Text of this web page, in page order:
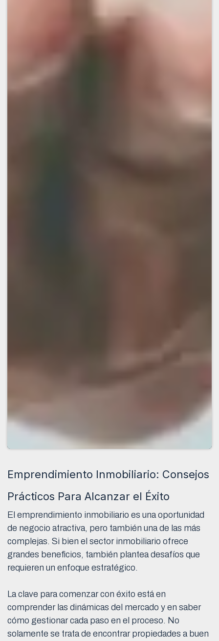
Emprendimiento Inmobiliario: Consejos
Prácticos Para Alcanzar el Éxito
El emprendimiento inmobiliario es una oportunidad
de negocio atractiva, pero también una de las más
complejas. Si bien el sector inmobiliario ofrece
grandes beneficios, también plantea desafíos que
requieren un enfoque estratégico.
La clave para comenzar con éxito está en
comprender las dinámicas del mercado y en saber
cómo gestionar cada paso en el proceso. No
solamente se trata de encontrar propiedades a buen